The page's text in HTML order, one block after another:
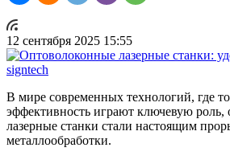
12 сентября 2025 15:55
В мире современных технологий, где
эффективность играют ключевую роль,
лазерные станки стали настоящим
металлообработки.